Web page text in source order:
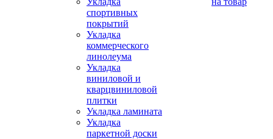
спортивных
покрытий
Укладка
коммерческого
линолеума
Укладка
виниловой и
кварцвиниловой
плитки
Укладка ламината
Укладка
паркетной доски